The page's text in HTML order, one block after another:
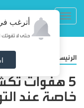
أترغب
حتى لا تفوتك
الرئيسية
5 هفوات
خاصة عند